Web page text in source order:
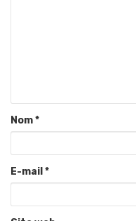
Nom*
E-mail *